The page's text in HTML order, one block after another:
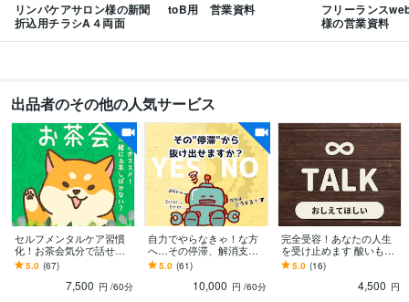
資格・検定
ビジネス・クリエイティブツール
Excel:18年Word:18年PowerPoint:18年Adobe Illustrator:6年
WordPress:6年Canva:1年
得意分野
ビジネス代行・事務代行 問題解決 起業／創業／二次創業／新事業 経営
アドバイス 広報戦略(SNS,web,デザイン) 広報物の代行製作 個別特化の
サポート
コンサルティング マーケティング 開業 経営
黒字化
仕組みづくり
モチベーションアップ
学習指導・資格・キャリア相談 パーソナルコーチ
リンパケアサロン様の新聞
折込用チラシA４両面
toB用 営業資料
フリーランス
様の営業資料
出品者のその他の人気サービス
セルフメンタルケア習慣
化！お茶会気分で話せま
す やさしい「たぬき」
が、不思議な癒し空間で
「あなた」と戯れる。
5.0 (67)
7,500 円 /60分
自力でやらなきゃ！な方
へ…その停滞、解消支援
します 開業／副業／法人
化／安定化／NPO／社会
起業／事業見直しなど
5.0 (61)
10,000 円 /60分
完全受容！あなたの人生
を受け止めます 酸いも甘
いも、幸も不幸も、NG無
／1名１回限定／リピート
5.0 (16)
4,500 円